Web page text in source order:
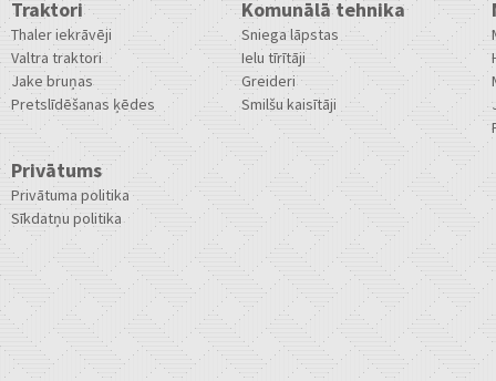
Traktori
Thaler iekrāvēji
Valtra traktori
Jake bruņas
Pretslīdēšanas ķēdes
Komunālā tehnika
Sniega lāpstas
Ielu tīrītāji
Greideri
Smilšu kaisītāji
Privātums
Privātuma politika
Sīkdatņu politika